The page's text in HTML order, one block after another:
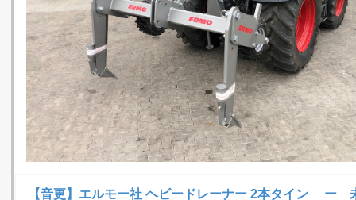
【音更】エルモー社 ヘビードレーナー 2本タイン ー